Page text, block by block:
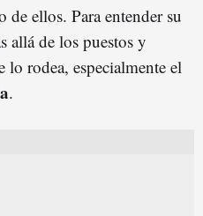
de ellos. Para entender su
allá de los puestos y
lo rodea, especialmente el
.